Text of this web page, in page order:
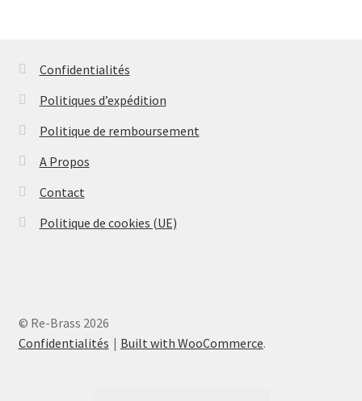
Confidentialités
Politiques d’expédition
Politique de remboursement
A Propos
Contact
Politique de cookies (UE)
© Re-Brass 2026
Confidentialités
Built with WooCommerce.